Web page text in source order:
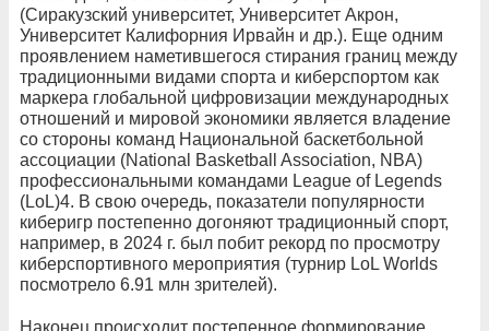
(Сиракузский университет, Университет Акрон,
Университет Калифорния Ирвайн и др.). Еще одним
проявлением наметившегося стирания границ между
традиционными видами спорта и киберспортом как
маркера глобальной цифровизации международных
отношений и мировой экономики является владение
со стороны команд Национальной баскетбольной
ассоциации (National Basketball Association, NBA)
профессиональными командами League of Legends
(LoL)4. В свою очередь, показатели популярности
киберигр постепенно догоняют традиционный спорт,
например, в 2024 г. был побит рекорд по просмотру
киберспортивного мероприятия (турнир LoL Worlds
посмотрело 6.91 млн зрителей).